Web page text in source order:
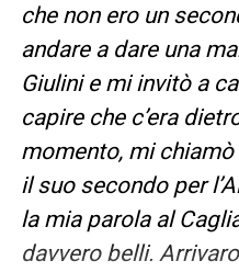
che non ero un
andare a dare una
Giulini e mi invitò a
capire che c’era
momento, mi
il suo secondo per
la mia parola al
davvero belli.